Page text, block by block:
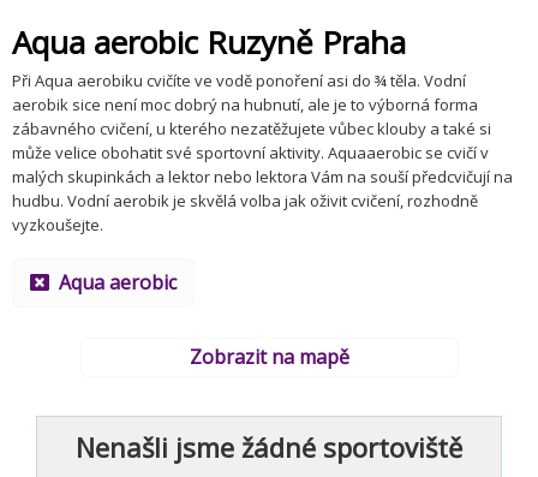
Aqua aerobic Ruzyně Praha
Při Aqua aerobiku cvičíte ve vodě ponoření asi do ¾ těla. Vodní
aerobik sice není moc dobrý na hubnutí, ale je to výborná forma
zábavného cvičení, u kterého nezatěžujete vůbec klouby a také si
může velice obohatit své sportovní aktivity. Aquaaerobic se cvičí v
malých skupinkách a lektor nebo lektora Vám na souší předcvičují na
hudbu. Vodní aerobik je skvělá volba jak oživit cvičení, rozhodně
vyzkoušejte.
Aqua aerobic
Zobrazit na mapě
Nenašli jsme žádné sportoviště